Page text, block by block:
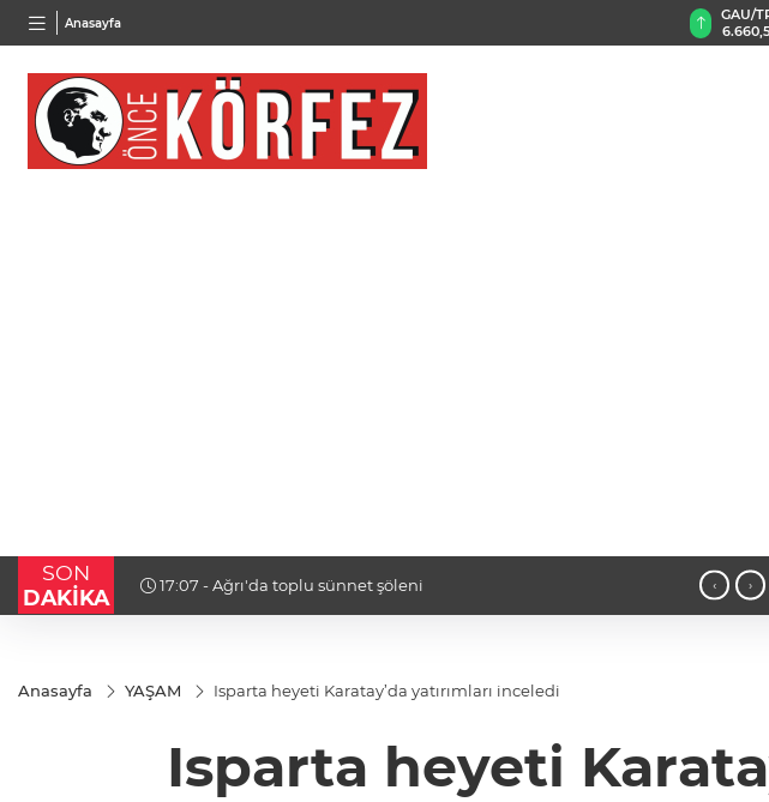
Anasayfa
BGN
27,9743%-0,22
BIST
SON
DAKİKA
16:52 - Avrupa Drama Buluşmaları gençleri İzmir’de ‹ ›
Anasayfa YAŞAM Isparta heyeti Karatay’da yatırımları inceledi
Isparta heyeti